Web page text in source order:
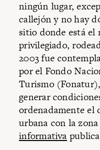
ningún lugar,
callejón y no hay
sitio donde está el
privilegiado,
2003 fue
por el Fondo
Turismo
generar
ordenadamente el
urbana con la
informativa